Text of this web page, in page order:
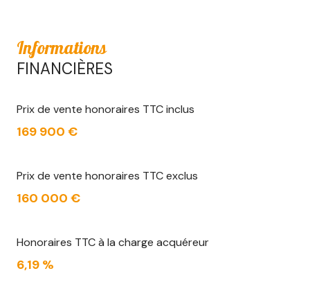
Informations
FINANCIÈRES
Prix de vente honoraires TTC inclus
169 900 €
Prix de vente honoraires TTC exclus
160 000 €
Honoraires TTC à la charge acquéreur
6,19 %